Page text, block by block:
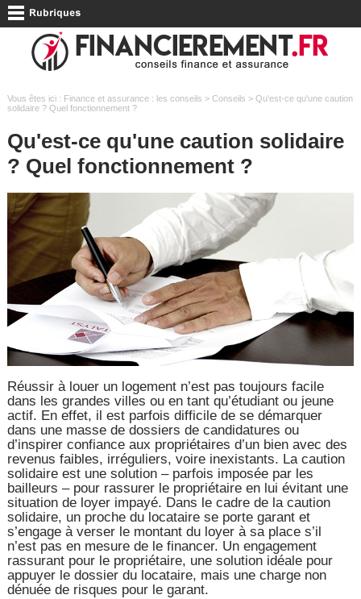
Vous êtes ici : Finance et assurance : les conseils > Conseils > Qu'est-ce qu'une caution
solidaire ? Quel fonctionnement ?
Qu'est-ce qu'une caution solidaire
? Quel fonctionnement ?
Réussir à louer un logement n’est pas toujours facile
dans les grandes villes ou en tant qu’étudiant ou jeune
actif. En effet, il est parfois difficile de se démarquer
dans une masse de dossiers de candidatures ou
d’inspirer confiance aux propriétaires d’un bien avec des
revenus faibles, irréguliers, voire inexistants. La caution
solidaire est une solution – parfois imposée par les
bailleurs – pour rassurer le propriétaire en lui évitant une
situation de loyer impayé. Dans le cadre de la caution
solidaire, un proche du locataire se porte garant et
s’engage à verser le montant du loyer à sa place s’il
n’est pas en mesure de le financer. Un engagement
rassurant pour le propriétaire, une solution idéale pour
appuyer le dossier du locataire, mais une charge non
dénuée de risques pour le garant.